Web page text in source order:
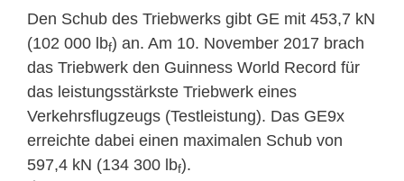
Den Schub des Triebwerks gibt GE mit 453,7 kN
(102 000 lbf) an. Am 10. November 2017 brach
das Triebwerk den Guinness World Record für
das leistungsstärkste Triebwerk eines
Verkehrsflugzeugs (Testleistung). Das GE9x
erreichte dabei einen maximalen Schub von
597,4 kN (134 300 lbf).